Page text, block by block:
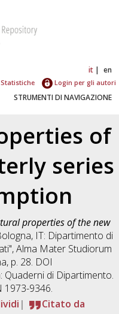
it en
Statistiche Login per gli autori
STRUMENTI DI NAVIGAZIONE
of
series
properties of the new
IT: Dipartimento di
Alma Mater Studiorum
p. 28. DOI
Quaderni di Dipartimento.
1973-9346.
Citato da